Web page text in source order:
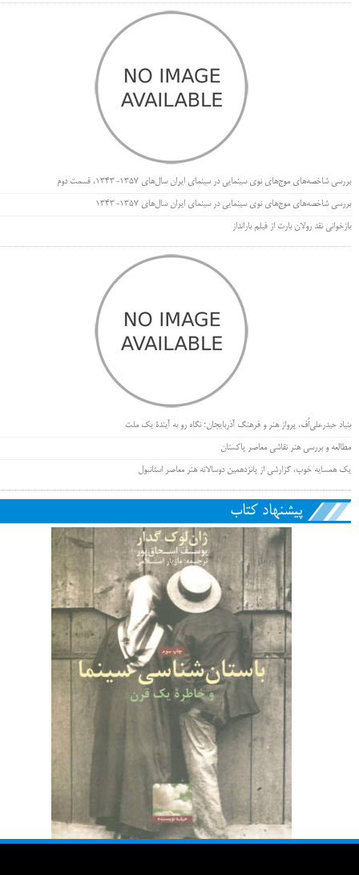
بررسی شاخصه‌های موج‌های نوی سینمایی در سینمای ایران سال‌های 1357-1343، قسمت دوم
بررسی شاخصه‌های موج‌های نوی سینمایی در سینمای ایران سال‌های 1357-1343
بازخوانی نقد رولان بارت از فیلم بارانداز
بنیاد حیدرعلی‌اُف، پرواز هنر و فرهنگ آذربایجان؛ نگاه رو به آیندۀ یک ملت
مطالعه و بررسی هنر نقاشی معاصر پاکستان
یک همسایه خوب، گزارشی از پانزدهمین دوسالانه هنر معاصر استانبول
پیشنهاد کتاب